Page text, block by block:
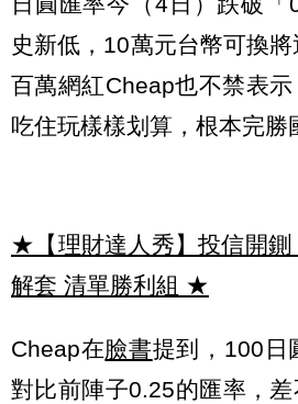
史新低，10萬元台幣可換
百萬網紅Cheap也不禁表
吃住玩樣樣划算，根本完勝
★【理財達人秀】投信開鍘
解套 清單勝利組 ★
Cheap在臉書提到，100日
對比前陣子0.25的匯率，